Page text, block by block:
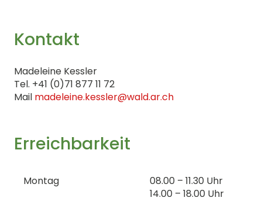
Kontakt
Madeleine Kessler
Tel. +41 (0)71 877 11 72
Mail madeleine.kessler@wald.ar.ch
Erreichbarkeit
Montag
08.00 – 11.30 Uhr
14.00 – 18.00 Uhr